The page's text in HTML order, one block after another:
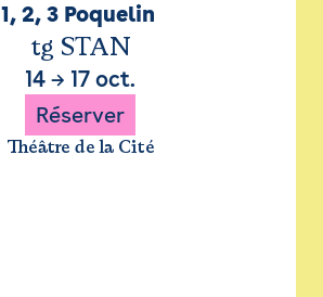
1, 2, 3 Poquelin
tg STAN
14 → 17 oct.
Réserver
Théâtre de la Cité